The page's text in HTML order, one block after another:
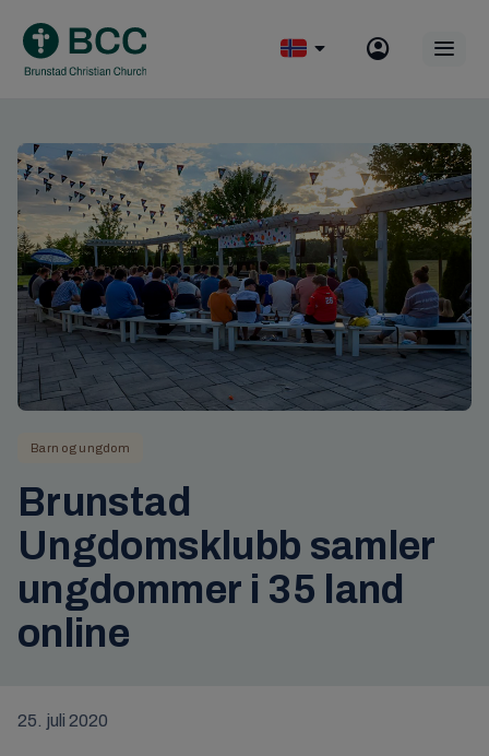
content
Barn og ungdom
Brunstad
Ungdomsklubb samler
ungdommer i 35 land
online
25. juli 2020